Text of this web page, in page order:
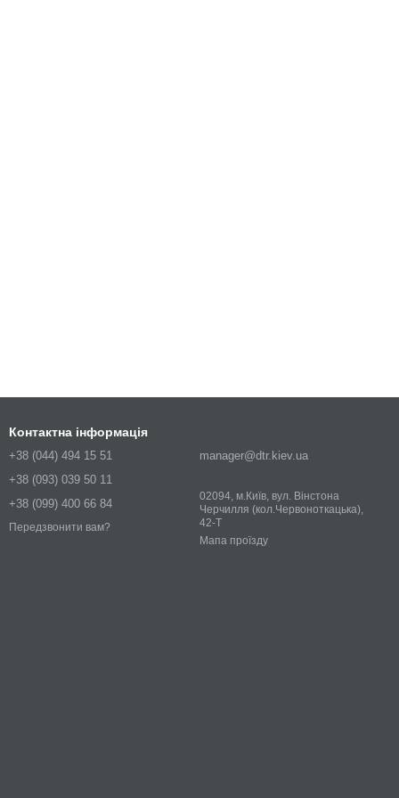
Контактна інформація
+38 (044) 494 15 51
+38 (093) 039 50 11
+38 (099) 400 66 84
Передзвонити вам?
manager@dtr.kiev.ua
02094, м.Київ, вул. Вінстона
Черчилля (кол.Червоноткацька),
42-Т
Мапа проїзду